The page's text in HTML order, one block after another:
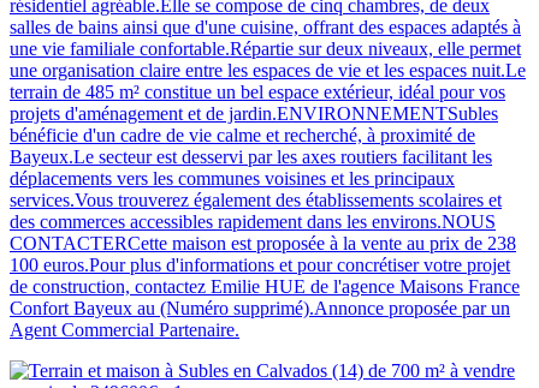
résidentiel agréable.Elle se compose de cinq chambres, de deux
salles de bains ainsi que d'une cuisine, offrant des espaces adaptés à
une vie familiale confortable.Répartie sur deux niveaux, elle permet
une organisation claire entre les espaces de vie et les espaces nuit.Le
terrain de 485 m² constitue un bel espace extérieur, idéal pour vos
projets d'aménagement et de jardin.ENVIRONNEMENTSubles
bénéficie d'un cadre de vie calme et recherché, à proximité de
Bayeux.Le secteur est desservi par les axes routiers facilitant les
déplacements vers les communes voisines et les principaux
services.Vous trouverez également des établissements scolaires et
des commerces accessibles rapidement dans les environs.NOUS
CONTACTERCette maison est proposée à la vente au prix de 238
100 euros.Pour plus d'informations et pour concrétiser votre projet
de construction, contactez Emilie HUE de l'agence Maisons France
Confort Bayeux au (Numéro supprimé).Annonce proposée par un
Agent Commercial Partenaire.